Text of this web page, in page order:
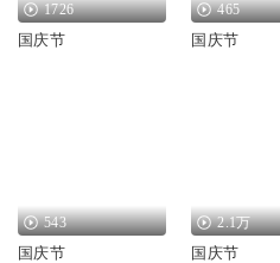
1726
国庆节
465
国庆节
543
国庆节
2.1万
国庆节